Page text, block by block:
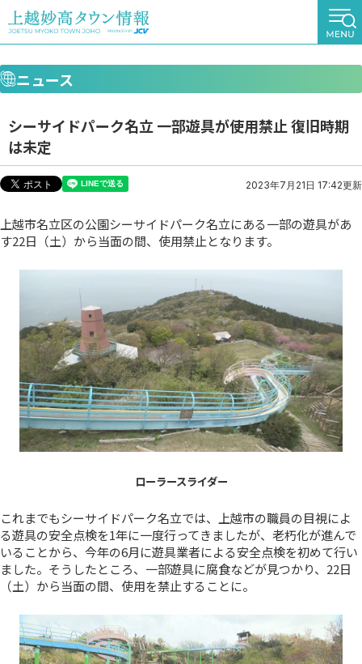
ニュース
シーサイドパーク名立 一部遊具が使用禁止 復旧時期
は未定
2023年7月21日 17:42更新
上越市名立区の公園シーサイドパーク名立にある一部の遊具があ
す22日（土）から当面の間、使用禁止となります。
ローラースライダー
これまでもシーサイドパーク名立では、上越市の職員の目視によ
る遊具の安全点検を1年に一度行ってきましたが、老朽化が進んで
いることから、今年の6月に遊具業者による安全点検を初めて行い
ました。そうしたところ、一部遊具に腐食などが見つかり、22日
（土）から当面の間、使用を禁止することに。